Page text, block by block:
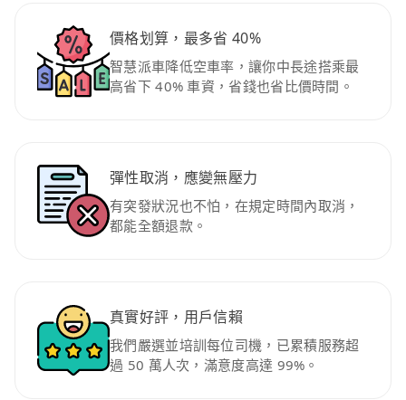
價格划算，最多省 40%
智慧派車降低空車率，讓你中長途搭乘最
高省下 40% 車資，省錢也省比價時間。
彈性取消，應變無壓力
有突發狀況也不怕，在規定時間內取消，
都能全額退款。
真實好評，用戶信賴
我們嚴選並培訓每位司機，已累積服務超
過 50 萬人次，滿意度高達 99%。